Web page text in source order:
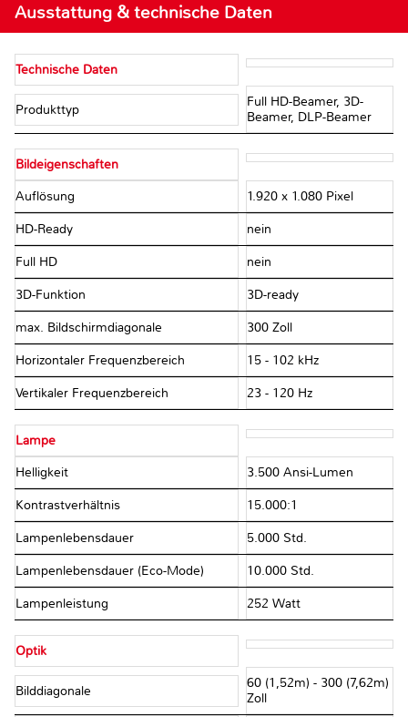
Ausstattung & technische Daten
Technische Daten
Produkttyp
Full HD-Beamer, 3D-
Beamer, DLP-Beamer
Bildeigenschaften
Auflösung 1.920 x 1.080 Pixel
HD-Ready nein
Full HD nein
3D-Funktion 3D-ready
max. Bildschirmdiagonale 300 Zoll
Horizontaler Frequenzbereich 15 - 102 kHz
Vertikaler Frequenzbereich 23 - 120 Hz
Lampe
Helligkeit 3.500 Ansi-Lumen
Kontrastverhältnis 15.000:1
Lampenlebensdauer 5.000 Std.
Lampenlebensdauer (Eco-Mode) 10.000 Std.
Lampenleistung 252 Watt
Optik
Bilddiagonale
60 (1,52m) - 300 (7,62m)
Zoll